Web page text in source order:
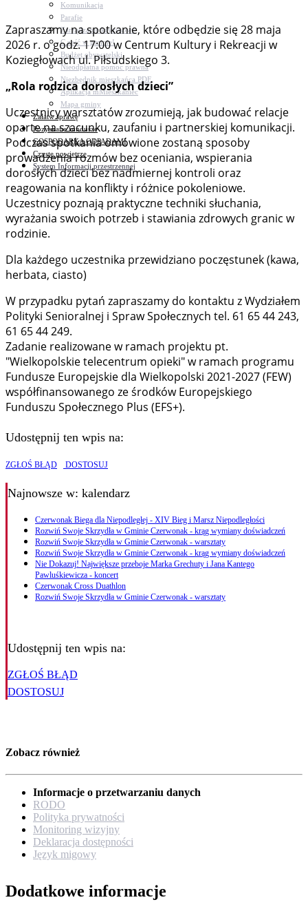
Komunikacja
Parafie
Zarządzanie kryzysowe
C.ześć w gminie!
Budżet obywatelski
Nieodpłatna pomoc prawna
Niezbędnik mieszkańca PDF
Aplikacja mMieszkaniec
Mapa gminy
Załatw sprawę
Pozyskane fundusze
GOSPODARKA ODPADAMI
Czyste powietrze
System Informacji przestrzennej
Zapraszamy na spotkanie, które odbędzie się 28 maja
2026 r. o godz. 17:00 w Centrum Kultury i Rekreacji w
Koziegłowach ul. Piłsudskiego 3.
„Rola rodzica dorosłych dzieci”
Uczestnicy warsztatów zrozumieją, jak budować relacje
oparte na szacunku, zaufaniu i partnerskiej komunikacji.
Podczas spotkania omówione zostaną sposoby
prowadzenia rozmów bez oceniania, wspierania
dorosłych dzieci bez nadmiernej kontroli oraz
reagowania na konflikty i różnice pokoleniowe.
Uczestnicy poznają praktyczne techniki słuchania,
wyrażania swoich potrzeb i stawiania zdrowych granic w
rodzinie.
Dla każdego uczestnika przewidziano poczęstunek (kawa,
herbata, ciasto)
W przypadku pytań zapraszamy do kontaktu z Wydziałem
Polityki Senioralnej i Spraw Społecznych tel. 61 65 44 243,
61 65 44 249.
Zadanie realizowane w ramach projektu pt.
"Wielkopolskie telecentrum opieki" w ramach programu
Fundusze Europejskie dla Wielkopolski 2021-2027 (FEW)
współfinansowanego ze środków Europejskiego
Funduszu Społecznego Plus (EFS+).
Udostępnij ten wpis na:
ZGŁOŚ BŁĄD DOSTOSUJ
Najnowsze w: kalendarz
Czerwonak Biega dla Niepodległej - XIV Bieg i Marsz Niepodległości
Rozwiń Swoje Skrzydła w Gminie Czerwonak - krąg wymiany doświadczeń
Rozwiń Swoje Skrzydła w Gminie Czerwonak - warsztaty
Rozwiń Swoje Skrzydła w Gminie Czerwonak - krąg wymiany doświadczeń
Nie Dokazuj! Największe przeboje Marka Grechuty i Jana Kantego
Pawluśkiewicza - koncert
Czerwonak Cross Duathlon
Rozwiń Swoje Skrzydła w Gminie Czerwonak - warsztaty
Udostępnij ten wpis na:
ZGŁOŚ BŁĄD
DOSTOSUJ
Zobacz również
Informacje o przetwarzaniu danych
RODO
Polityka prywatności
Monitoring wizyjny
Deklaracja dostępności
Język migowy
Dodatkowe informacje